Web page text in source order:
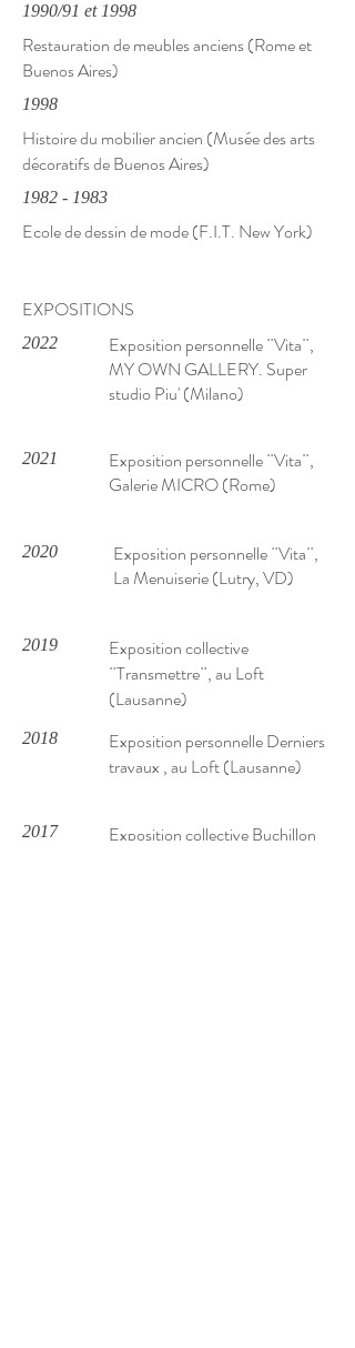
1990/91 et 1998
Restauration de meubles anciens (Rome et
Buenos Aires)
1998
Histoire du mobilier ancien (Musée des arts
décoratifs de Buenos Aires)
1982 - 1983
Ecole de dessin de mode (F.I.T. New York)
EXPOSITIONS
2022
Exposition personnelle ¨Vita¨,
MY OWN GALLERY. Super
studio Piu' (Milano)
2021
Exposition personnelle ¨Vita¨,
Galerie MICRO (Rome)
2020
Exposition personnelle ¨Vita¨,
La Menuiserie (Lutry, VD)
2019
Exposition collective
¨Transmettre¨, au Loft
(Lausanne)
2018
Exposition personnelle Derniers
travaux , au Loft (Lausanne)
2017
Exposition collective Buchillon